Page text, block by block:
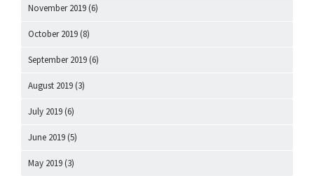
November 2019 (6)
October 2019 (8)
September 2019 (6)
August 2019 (3)
July 2019 (6)
June 2019 (5)
May 2019 (3)